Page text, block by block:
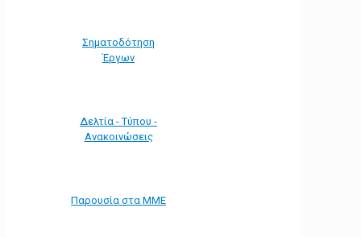
Σηματοδότηση
Έργων
Δελτία - Τύπου -
Ανακοινώσεις
Παρουσία στα ΜΜΕ